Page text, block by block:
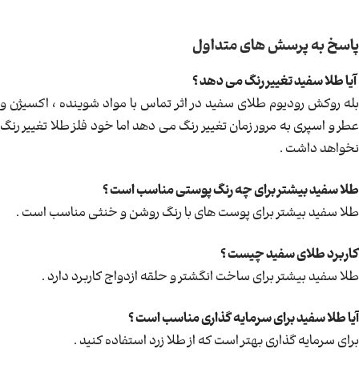
پاسخ به پرسش های متداول
آیا طلا سفید تغییر رنگ می دهد ؟
بله روکش رودیوم طلای سفید در اثر تماس با مواد شوینده ، اکسیژن و
عطر و اسپری به مرور زمان تغییر رنگ می دهد اما خود فلز طلا تغییر رنگ
نخواهد داشت .
طلا سفید بیشتر برای چه رنگ پوستی مناسب است ؟
طلا سفید بیشتر برای پوست های با رنگ روشن و خنثی مناسب است .
کاربرد طلای سفید چیست ؟
طلا سفید بیشتر برای ساخت انگشتر و حلقه ازدواج کاربرد دارد .
آیا طلا سفید برای سرمایه گذاری مناسب است ؟
برای سرمایه گذاری بهتر است که از طلا زرد استفاده کنید .